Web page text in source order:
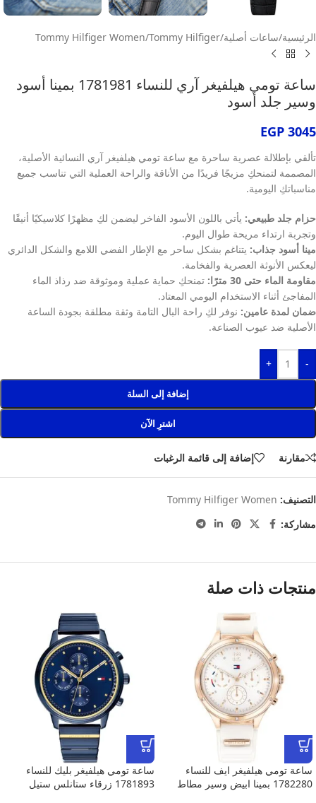
الرئيسية/ساعات أصلية/
Tommy Hilfiger
/
Tommy Hilfiger Women
ساعة تومي هيلفيغر آري للنساء 1781981 بمينا أسود
وسير جلد أسود
EGP 3045
تألقي بإطلالة عصرية ساحرة مع ساعة تومي هيلفيغر آري النسائية الأصلية،
المصممة لتمنحكِ مزيجًا فريدًا من الأناقة والراحة العملية التي تناسب جميع
مناسباتكِ اليومية.
حزام جلد طبيعي: يأتي باللون الأسود الفاخر ليضمن لكِ مظهرًا كلاسيكيًا أنيقًا
وتجربة ارتداء مريحة طوال اليوم.
مينا أسود جذاب: يتناغم بشكل ساحر مع الإطار الفضي اللامع والشكل الدائري
ليعكس الأنوثة العصرية والفخامة.
مقاومة الماء حتى 30 مترًا:
تمنحكِ حماية عملية وموثوقة ضد رذاذ الماء
المفاجئ أثناء الاستخدام اليومي المعتاد.
ضمان لمدة عامين: نوفر لكِ راحة البال التامة وثقة مطلقة بجودة الساعة
الأصلية ضد عيوب الصناعة.
-
+
إضافة إلى السلة
اشترِ الآن
مقارنة إضافة إلى قائمة الرغبات
التصنيف: Tommy Hilfiger Women
مشاركة:
منتجات ذات صلة
ساعة تومي هيلفيغر ايف للنساء
1782280 بمينا ابيض وسير مطاط
ساعة تومي هيلفيغر بليك للنساء
1781893 زرقاء ستانلس ستيل